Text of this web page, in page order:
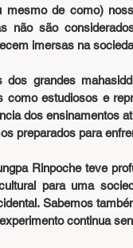
mesmo de como)
não são
imersas na
dos grandes
estudiosos e
dos ensinamentos
preparados para
Rinpoche teve
para uma
Sabemos
continua